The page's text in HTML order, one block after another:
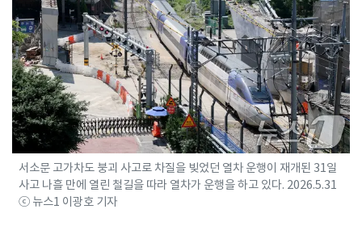
서소문 고가차도 붕괴 사고로 차질을 빚었던 열차 운행이 재개된 31일
사고 나흘 만에 열린 철길을 따라 열차가 운행을 하고 있다. 2026.5.31
ⓒ 뉴스1 이광호 기자